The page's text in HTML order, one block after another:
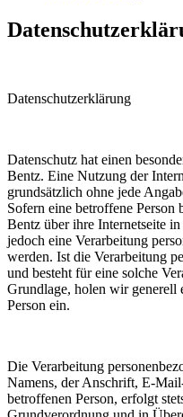
Datenschutzerklärung
Datenschutz hat einen
Bentz. Eine Nutzung der
grundsätzlich ohne jede
Sofern eine betroffene Person
Bentz über ihre Internetseite
jedoch eine Verarbeitung
werden. Ist die Verarbeitung
und besteht für eine solche
Grundlage, holen wir
Person ein.
Die Verarbeitung
Namens, der Anschrift, E-
betroffenen Person, erfolgt